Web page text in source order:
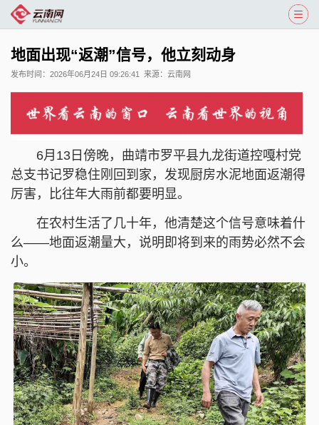
地面出现“返潮”信号，他立刻动身
发布时间： 2026年06月24日 09:26:41 来源： 云南网
6月13日傍晚，曲靖市罗平县九龙街道控嘎村党
总支书记罗稳住刚回到家，发现厨房水泥地面返潮得
厉害，比往年大雨前都要明显。
在农村生活了几十年，他清楚这个信号意味着什
么——地面返潮量大，说明即将到来的雨势必然不会
小。